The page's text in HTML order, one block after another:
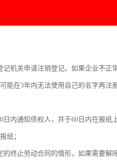
机关申请注销登记。如果企业不正
能在3年内无法使用自己的名字再注
内通知债权人，并于60日内在报纸
纸；
终止劳动合同的情形，如果需要解